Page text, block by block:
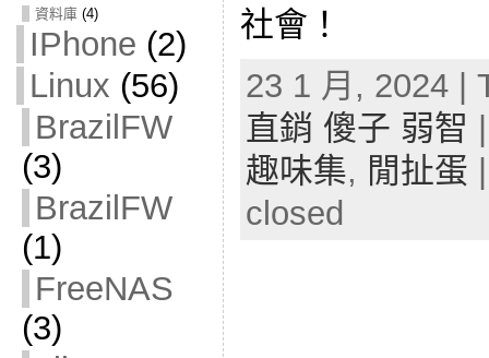
資料庫(4)
IPhone (2)
Linux (56)
BrazilFW
(3)
BrazilFW
(1)
FreeNAS
(3)
社會！
23 1 月, 2024 |
直銷 傻子 弱智
趣味集, 閒扯蛋
closed